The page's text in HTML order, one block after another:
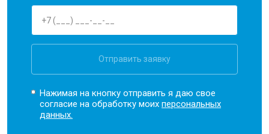
Отправить заявку
Нажимая на кнопку отправить я даю свое
согласие на обработку моихперсональных
данных.